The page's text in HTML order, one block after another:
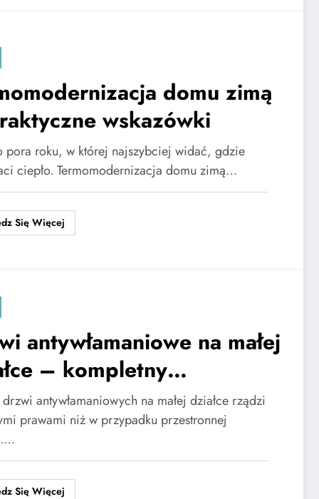
domu zimą
wskazówki
pora roku, w której najszybciej widać, gdzie
ciepło. Termomodernizacja domu zimą…
Się Więcej
antywłamaniowe na małej
– kompletny
antywłamaniowych na małej działce rządzi
prawami niż w przypadku przestronnej
Się Więcej